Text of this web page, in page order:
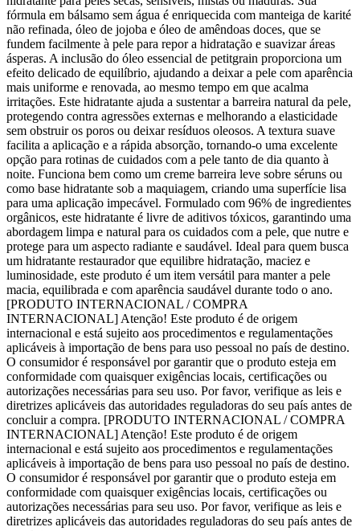
fórmula em bálsamo sem água é enriquecida com manteiga de karité
não refinada, óleo de jojoba e óleo de amêndoas doces, que se
fundem facilmente à pele para repor a hidratação e suavizar áreas
ásperas. A inclusão do óleo essencial de petitgrain proporciona um
efeito delicado de equilíbrio, ajudando a deixar a pele com aparência
mais uniforme e renovada, ao mesmo tempo em que acalma
irritações. Este hidratante ajuda a sustentar a barreira natural da pele,
protegendo contra agressões externas e melhorando a elasticidade
sem obstruir os poros ou deixar resíduos oleosos. A textura suave
facilita a aplicação e a rápida absorção, tornando-o uma excelente
opção para rotinas de cuidados com a pele tanto de dia quanto à
noite. Funciona bem como um creme barreira leve sobre séruns ou
como base hidratante sob a maquiagem, criando uma superfície lisa
para uma aplicação impecável. Formulado com 96% de ingredientes
orgânicos, este hidratante é livre de aditivos tóxicos, garantindo uma
abordagem limpa e natural para os cuidados com a pele, que nutre e
protege para um aspecto radiante e saudável. Ideal para quem busca
um hidratante restaurador que equilibre hidratação, maciez e
luminosidade, este produto é um item versátil para manter a pele
macia, equilibrada e com aparência saudável durante todo o ano.
[PRODUTO INTERNACIONAL / COMPRA
INTERNACIONAL] Atenção! Este produto é de origem
internacional e está sujeito aos procedimentos e regulamentações
aplicáveis à importação de bens para uso pessoal no país de destino.
O consumidor é responsável por garantir que o produto esteja em
conformidade com quaisquer exigências locais, certificações ou
autorizações necessárias para seu uso. Por favor, verifique as leis e
diretrizes aplicáveis das autoridades reguladoras do seu país antes de
concluir a compra. [PRODUTO INTERNACIONAL / COMPRA
INTERNACIONAL] Atenção! Este produto é de origem
internacional e está sujeito aos procedimentos e regulamentações
aplicáveis à importação de bens para uso pessoal no país de destino.
O consumidor é responsável por garantir que o produto esteja em
conformidade com quaisquer exigências locais, certificações ou
autorizações necessárias para seu uso. Por favor, verifique as leis e
diretrizes aplicáveis das autoridades reguladoras do seu país antes de